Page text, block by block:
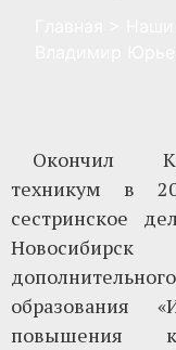
Окончил
техникум в
сестринское
образования
повышения